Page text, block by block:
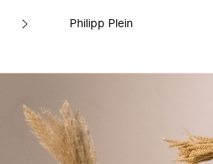
Philipp Plein